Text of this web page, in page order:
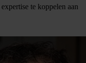
te koppelen aan